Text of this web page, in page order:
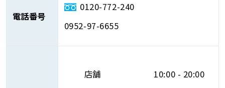
電話番号
0120-772-240
0952-97-6655
店舗 10:00 - 20:00